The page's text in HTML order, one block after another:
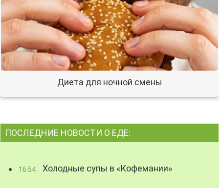
Диета для ночной смены
ПОСЛЕДНИЕ НОВОСТИ О ЕДЕ:
16:54 Холодные супы в «Кофемании»